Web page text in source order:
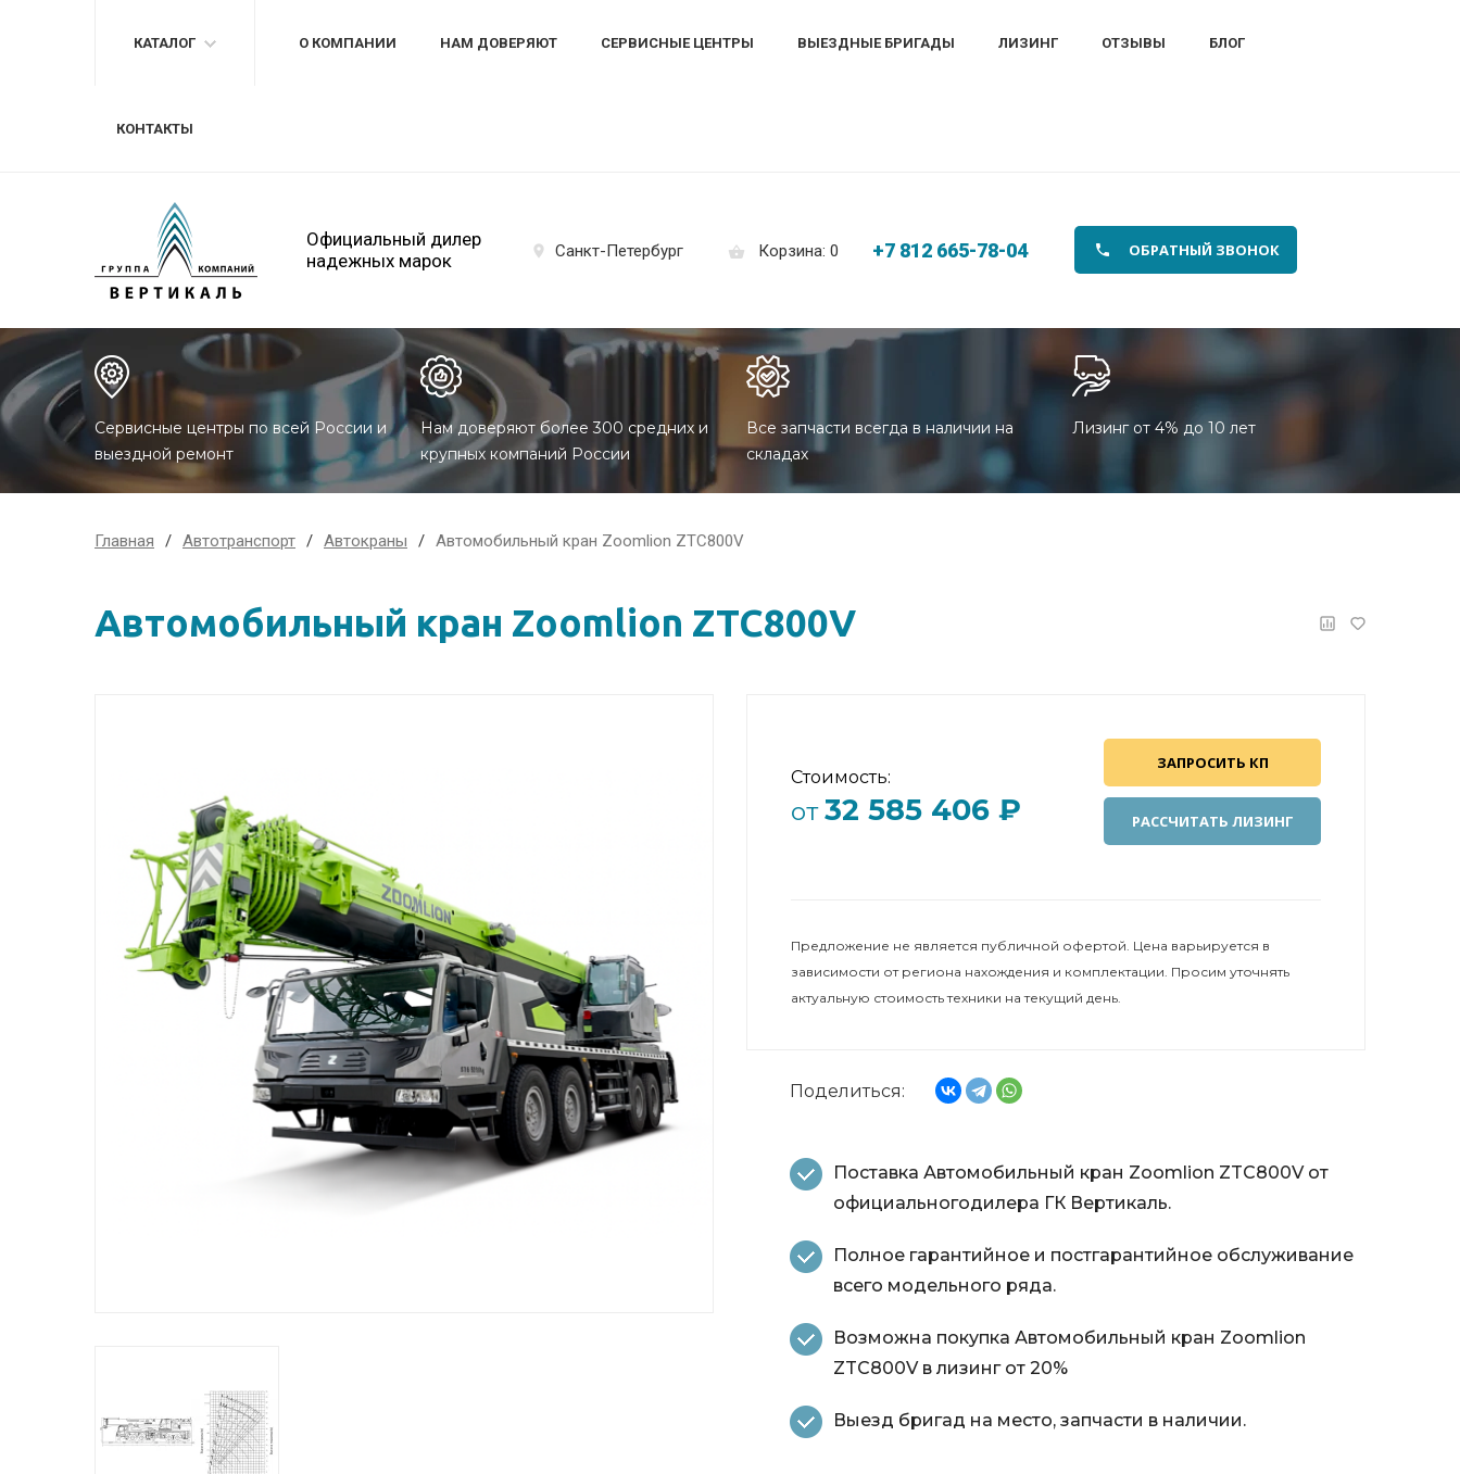
КАТАЛОГ О КОМПАНИИ НАМ ДОВЕРЯЮТ СЕРВИСНЫЕ ЦЕНТРЫ ВЫЕЗДНЫЕ БРИГАДЫ ЛИЗИНГ ОТЗЫВЫ БЛОГ
КОНТАКТЫ
Официальный дилер
надежных марок
Санкт-Петербург Корзина: 0 +7 812 665-78-04 ОБРАТНЫЙ ЗВОНОК
Сервисные центры по всей России и
выездной ремонт
Нам доверяют более 300 средних и
крупных компаний России
Все запчасти всегда в наличии на
складах
Лизинг от 4% до 10 лет
Главная Автотранспорт Автокраны Автомобильный кран Zoomlion ZTC800V
Автомобильный кран Zoomlion ZTC800V
Стоимость:
от32 585 406 ₽
ЗАПРОСИТЬ КП
РАССЧИТАТЬ ЛИЗИНГ
Предложение не является публичной офертой. Цена варьируется в
зависимости от региона нахождения и комплектации. Просим уточнять
актуальную стоимость техники на текущий день.
Поделиться:
Поставка Автомобильный кран Zoomlion ZTC800V от
официальногодилера ГК Вертикаль.
Полное гарантийное и постгарантийное обслуживание
всего модельного ряда.
Возможна покупка Автомобильный кран Zoomlion
ZTC800V в лизинг от 20%
Выезд бригад на место, запчасти в наличии.